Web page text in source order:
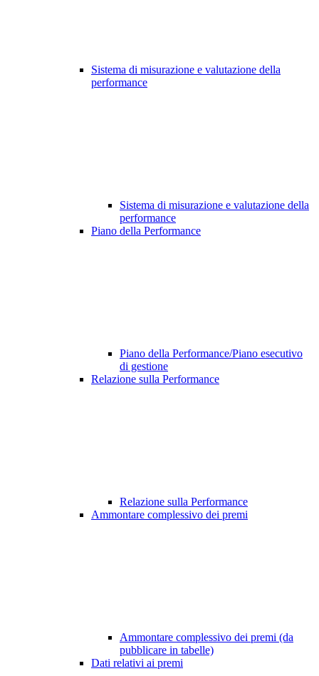
Sistema di misurazione e valutazione della
performance
Sistema di misurazione e valutazione della
performance
Piano della Performance
Piano della Performance/Piano esecutivo
di gestione
Relazione sulla Performance
Relazione sulla Performance
Ammontare complessivo dei premi
Ammontare complessivo dei premi (da
pubblicare in tabelle)
Dati relativi ai premi